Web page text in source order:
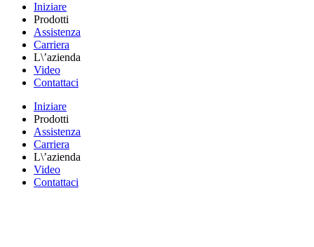
Iniziare
Prodotti
Assistenza
Carriera
L\’azienda
Video
Contattaci
Iniziare
Prodotti
Assistenza
Carriera
L\’azienda
Video
Contattaci